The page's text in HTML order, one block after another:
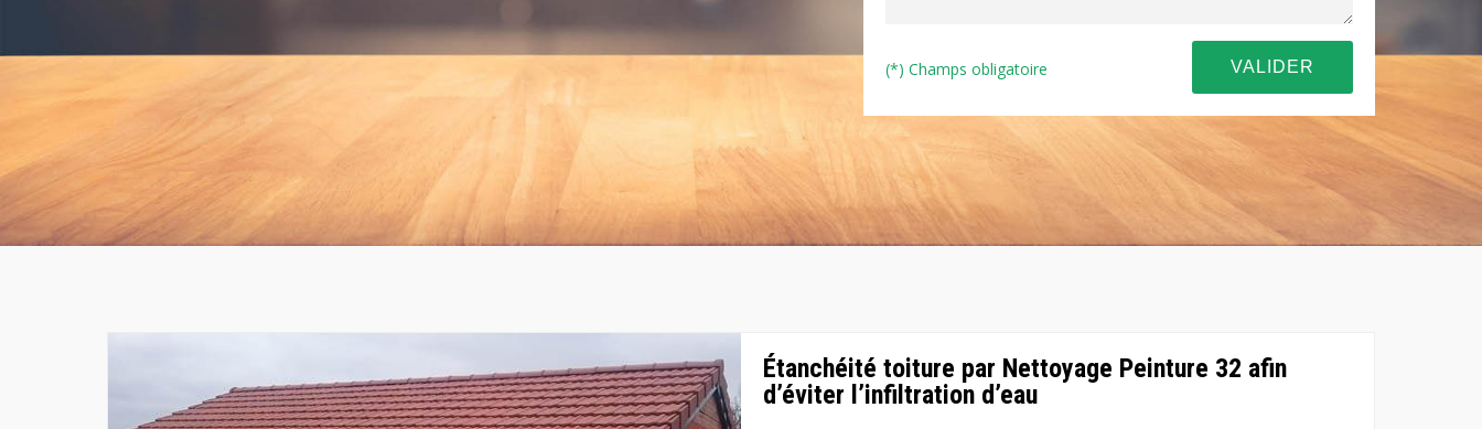
(*) Champs obligatoire
Étanchéité toiture par Nettoyage Peinture 32 afin
d’éviter l’infiltration d’eau